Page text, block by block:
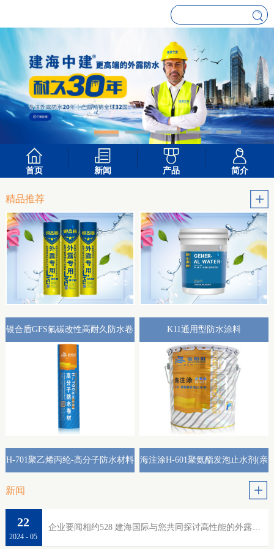
首页 新闻 产品 简介
精品推荐
银合盾GFS氟碳改性高耐久防水卷
材外露专用(热熔型)
K11通用型防水涂料
H-701聚乙烯丙纶-高分子防水材料 海注涂H-601聚氨酯发泡止水剂(亲
新闻
企业要闻相约528 建海国际与您共同探讨高性能的外露防水
2024 - 05
22